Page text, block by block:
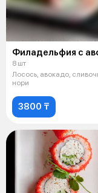
Филадельфия с
8 шт
Лосось, авокадо,
нори
3800 ₸